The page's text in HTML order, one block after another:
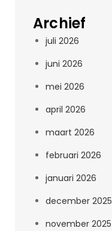
Archief
juli 2026
juni 2026
mei 2026
april 2026
maart 2026
februari 2026
januari 2026
december 2025
november 2025